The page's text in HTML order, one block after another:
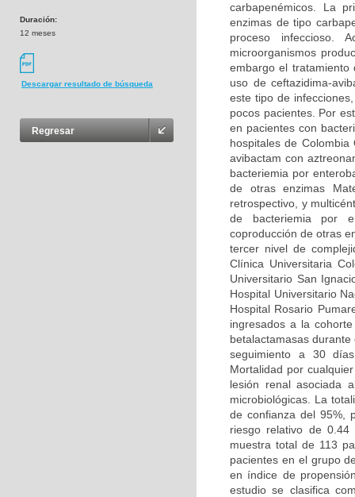
Duración:
12 meses
Descargar resultado de búsqueda
Regresar
carbapenémicos. La
enzimas de tipo
proceso infeccioso.
microorganismos
embargo el tratamiento
uso de ceftazidima-
este tipo de
pocos pacientes. Por
en pacientes con
hospitales de
avibactam con
bacteriemia por
de otras enzimas
retrospectivo, y
de bacteriemia por
coproducción de otras
tercer nivel de
Clínica Universitaria
Universitario San
Hospital Universitario
Hospital Rosario
ingresados a la
betalactamasas
seguimiento a 30
Mortalidad por
lesión renal asociada
microbiológicas. La
de confianza del 95%,
riesgo relativo de
muestra total de 113
pacientes en el grupo
en índice de
estudio se clasifica